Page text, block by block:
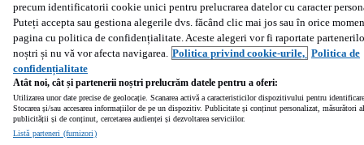
precum identificatorii cookie unici pentru prelucrarea datelor cu caracter
Puteți accepta sau gestiona alegerile dvs. făcând clic mai jos sau în orice
pagina cu politica de confidențialitate. Aceste alegeri vor fi raportate
noștri și nu vă vor afecta navigarea. Politica privind cookie-urile, Politica de
confidențialitate
Atât noi, cât și partenerii noștri prelucrăm datele pentru a oferi:
Utilizarea unor date precise de geolocație. Scanarea activă a caracteristicilor dispozitivului pentru
Stocarea și/sau accesarea informațiilor de pe un dispozitiv. Publicitate și conținut personalizat, măsurători
publicității și de conținut, cercetarea audienței și dezvoltarea serviciilor.
Listă parteneri (furnizori)